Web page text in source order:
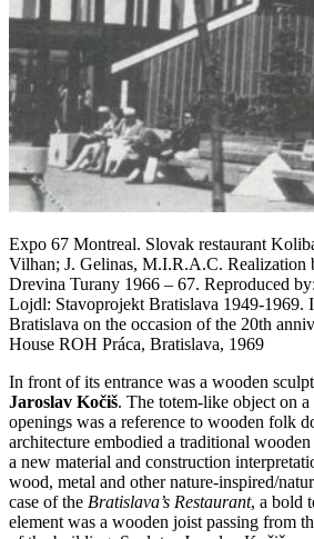
Expo 67 Montreal. Slovak restaurant
Vilhan; J. Gelinas, M.I.R.A.C. Realization
Drevina Turany 1966 – 67. Reproduced
Lojdl: Stavoprojekt Bratislava 1949-1969.
Bratislava on the occasion of the 20th
House ROH Práca, Bratislava, 1969
In front of its entrance was a wooden
Jaroslav Kočiš. The totem-like object on
openings was a reference to wooden folk
architecture embodied a traditional
a new material and construction
wood, metal and other naturе-inspired/
case of the Bratislava’s Restaurant, a bold
element was a wooden joist passing from